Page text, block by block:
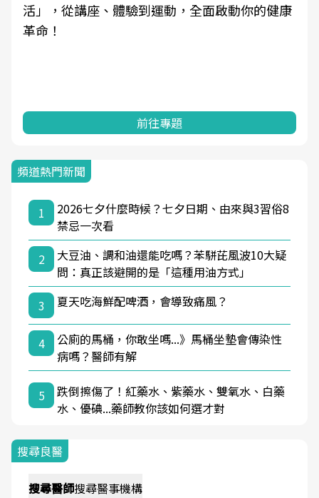
活」，從講座、體驗到運動，全面啟動你的健康
革命！
前往專題
頻道熱門新聞
1
2026七夕什麼時候？七夕日期、由來與3習俗8
禁忌一次看
2
大豆油、調和油還能吃嗎？苯駢芘風波10大疑
問：真正該避開的是「這種用油方式」
3
夏天吃海鮮配啤酒，會導致痛風？
4
公廁的馬桶，你敢坐嗎...》馬桶坐墊會傳染性
病嗎？醫師有解
5
跌倒擦傷了！紅藥水、紫藥水、雙氧水、白藥
水、優碘...藥師教你該如何選才對
搜尋良醫
搜尋醫師搜尋醫事機構